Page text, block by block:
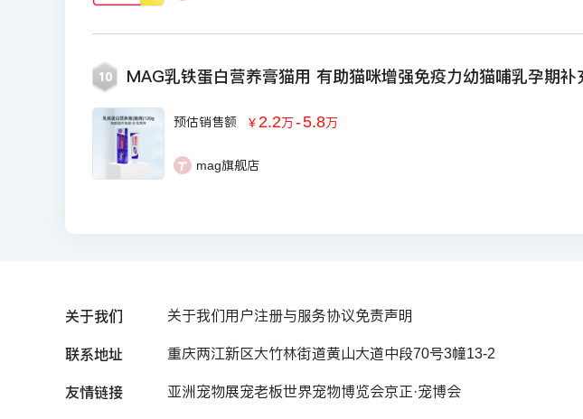
10 MAG乳铁蛋白营养膏猫用 有助猫咪增强免疫力幼猫哺乳孕期补
预估销售额 ￥ 2.2万-5.8万
mag旗舰店
关于我们 关于我们用户注册与服务协议免责声明
联系地址 重庆两江新区大竹林街道黄山大道中段70号3幢13-2
友情链接 亚洲宠物展宠老板世界宠物博览会京正·宠博会